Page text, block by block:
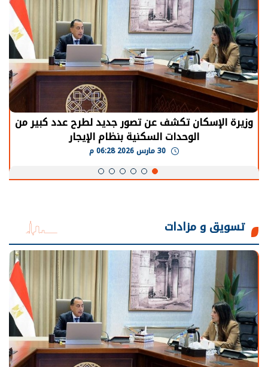
وزيرة الإسكان تكشف عن تصور جديد لطرح عدد كبير من
الوحدات السكنية بنظام الإيجار
تسويق و مزادات